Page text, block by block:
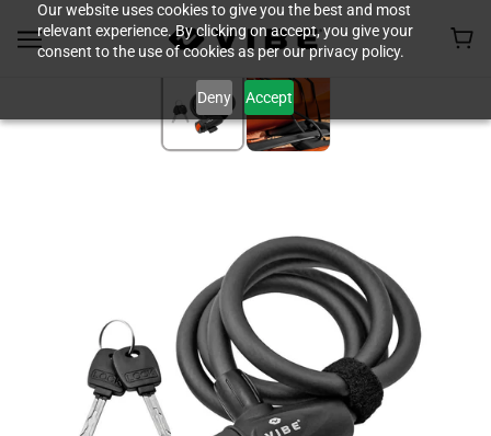
Our website uses cookies to give you the best and most
relevant experience. By clicking on accept, you give your
consent to the use of cookies as per our privacy policy.
Deny Accept